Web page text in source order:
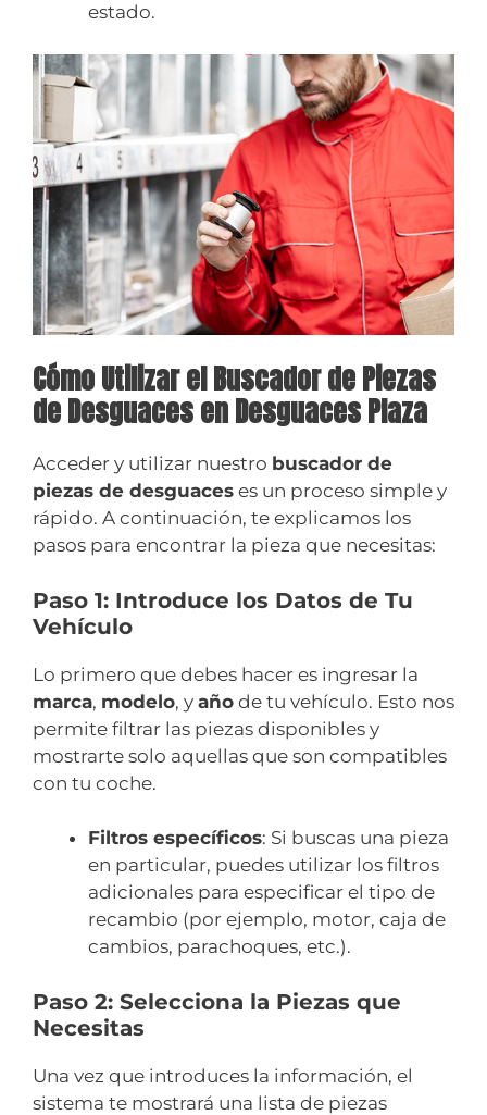
estado.
Cómo Utilizar el Buscador de Piezas
de Desguaces en Desguaces Plaza
Acceder y utilizar nuestro buscador de
piezas de desguaces es un proceso simple y
rápido. A continuación, te explicamos los
pasos para encontrar la pieza que necesitas:
Paso 1: Introduce los Datos de Tu
Vehículo
Lo primero que debes hacer es ingresar la
marca, modelo, y año de tu vehículo. Esto nos
permite filtrar las piezas disponibles y
mostrarte solo aquellas que son compatibles
con tu coche.
Filtros específicos: Si buscas una pieza
en particular, puedes utilizar los filtros
adicionales para especificar el tipo de
recambio (por ejemplo, motor, caja de
cambios, parachoques, etc.).
Paso 2: Selecciona la Piezas que
Necesitas
Una vez que introduces la información, el
sistema te mostrará una lista de piezas